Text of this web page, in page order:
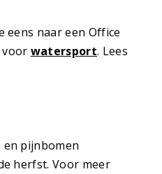
eens naar een Office
voor watersport. Lees
pijnbomen
herfst. Voor meer